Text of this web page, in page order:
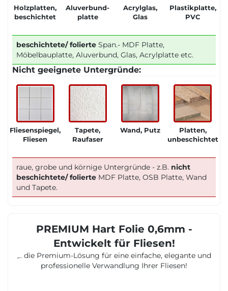
Holzplatten,
beschichtet
Aluverbund-
platte
Acrylglas,
Glas
Plastikplatte,
PVC
beschichtete/ folierte Span.- MDF Platte,
Möbelbauplatte, Aluverbund, Glas, Acrylplatte etc.
Nicht geeignete Untergründe:
Fliesenspiegel,
Fliesen
Tapete,
Raufaser
Wand, Putz
Platten,
unbeschichtet
raue, grobe und körnige Untergründe - z.B. nicht
beschichtete/ folierte MDF Platte, OSB Platte, Wand
und Tapete.
PREMIUM Hart Folie 0,6mm -
Entwickelt für Fliesen!
,.. die Premium-Lösung für eine einfache, elegante und
professionelle Verwandlung Ihrer Fliesen!